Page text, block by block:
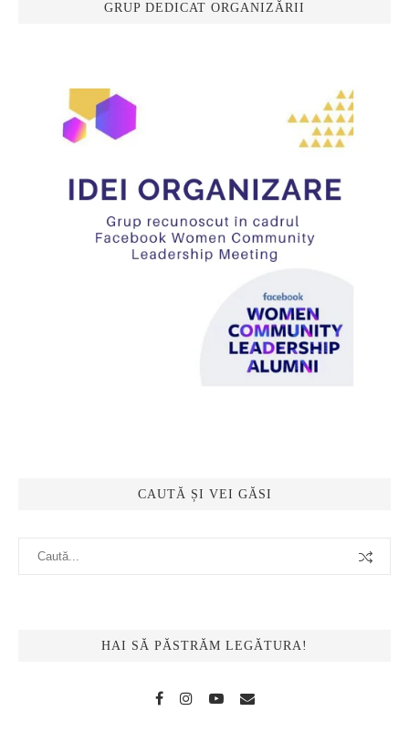
GRUP DEDICAT ORGANIZĂRII
CAUTĂ ȘI VEI GĂSI
HAI SĂ PĂSTRĂM LEGĂTURA!